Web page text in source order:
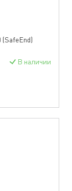
(SafeEnd)
В наличии